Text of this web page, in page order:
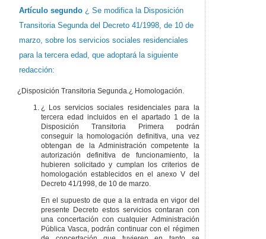
Artículo segundo ¿ Se modifica la Disposición
Transitoria Segunda del Decreto 41/1998, de 10 de
marzo, sobre los servicios sociales residenciales
para la tercera edad, que adoptará la siguiente
redacción:
¿Disposición Transitoria Segunda.¿ Homologación.
¿ Los servicios sociales residenciales para la
tercera edad incluidos en el apartado 1 de la
Disposición Transitoria Primera podrán
conseguir la homologación definitiva, una vez
obtengan de la Administración competente la
autorización definitiva de funcionamiento, la
hubieren solicitado y cumplan los criterios de
homologación establecidos en el anexo V del
Decreto 41/1998, de 10 de marzo.
En el supuesto de que a la entrada en vigor del
presente Decreto estos servicios contaran con
una concertación con cualquier Administración
Pública Vasca, podrán continuar con el régimen